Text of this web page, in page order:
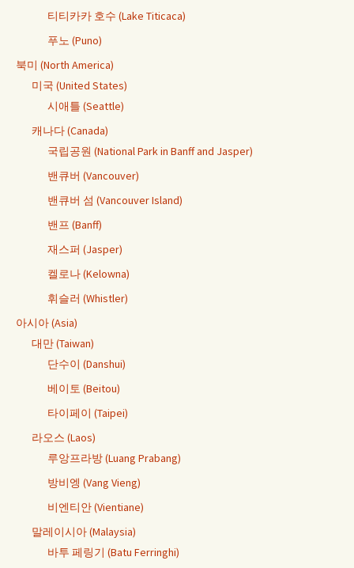
티티카카 호수 (Lake Titicaca)
푸노 (Puno)
북미 (North America)
미국 (United States)
시애틀 (Seattle)
캐나다 (Canada)
국립공원 (National Park in Banff and Jasper)
밴큐버 (Vancouver)
밴큐버 섬 (Vancouver Island)
밴프 (Banff)
재스퍼 (Jasper)
켈로나 (Kelowna)
휘슬러 (Whistler)
아시아 (Asia)
대만 (Taiwan)
단수이 (Danshui)
베이토 (Beitou)
타이페이 (Taipei)
라오스 (Laos)
루앙프라방 (Luang Prabang)
방비엥 (Vang Vieng)
비엔티안 (Vientiane)
말레이시아 (Malaysia)
바투 페링기 (Batu Ferringhi)